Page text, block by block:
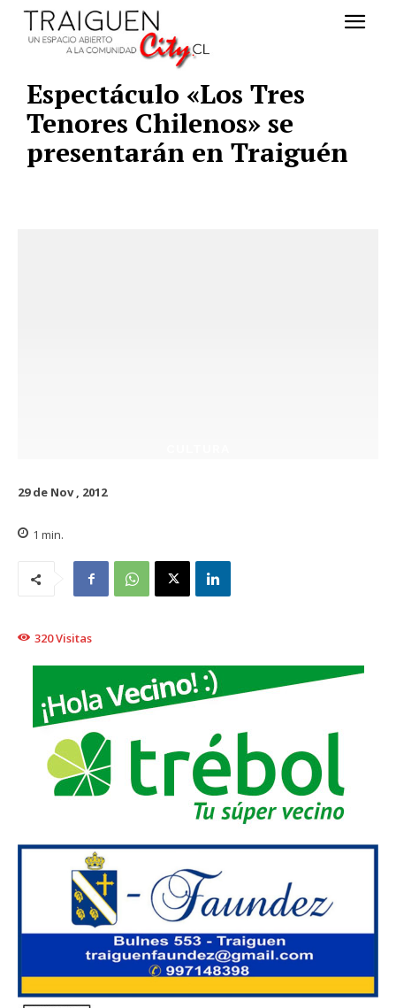
Espectáculo «Los Tres
Tenores Chilenos» se
presentarán en Traiguén
29 de Nov , 2012
1 min.
320Visitas